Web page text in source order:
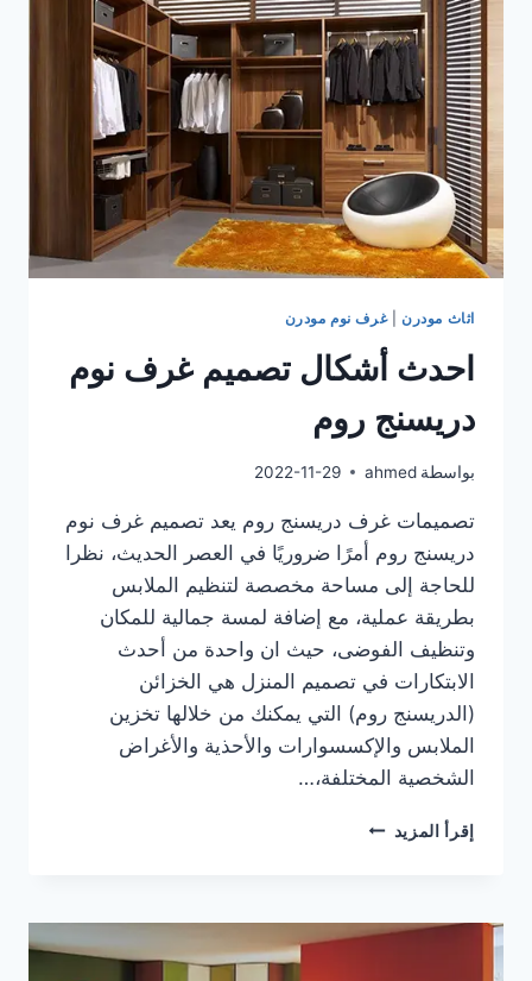
2023
اثاث مودرن|غرف نوم مودرن
احدث أشكال تصميم غرف نوم
دريسنج روم
بواسطة ahmed
2022-11-29
تصميمات غرف دريسنج روم يعد تصميم غرف نوم
دريسنج روم أمرًا ضروريًا في العصر الحديث، نظرا
للحاجة إلى مساحة مخصصة لتنظيم الملابس
بطريقة عملية، مع إضافة لمسة جمالية للمكان
وتنظيف الفوضى، حيث ان واحدة من أحدث
الابتكارات في تصميم المنزل هي الخزائن
(الدريسنج روم) التي يمكنك من خلالها تخزين
الملابس والإكسسوارات والأحذية والأغراض
الشخصية المختلفة،…
إقرأ المزيد احدث
نوم